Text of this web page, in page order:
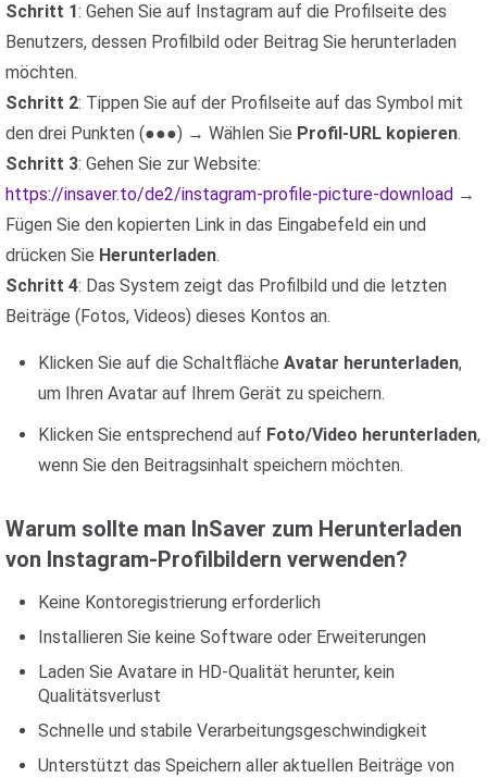
Schritt 1: Gehen Sie auf Instagram auf die Profilseite des
Benutzers, dessen Profilbild oder Beitrag Sie herunterladen
möchten.
Schritt 2: Tippen Sie auf der Profilseite auf das Symbol mit
den drei Punkten (●●●) → Wählen Sie Profil-URL kopieren.
Schritt 3: Gehen Sie zur Website:
https://insaver.to/de2/instagram-profile-picture-download →
Fügen Sie den kopierten Link in das Eingabefeld ein und
drücken Sie Herunterladen.
Schritt 4: Das System zeigt das Profilbild und die letzten
Beiträge (Fotos, Videos) dieses Kontos an.
Klicken Sie auf die Schaltfläche Avatar herunterladen,
um Ihren Avatar auf Ihrem Gerät zu speichern.
Klicken Sie entsprechend auf Foto/Video herunterladen,
wenn Sie den Beitragsinhalt speichern möchten.
Warum sollte man InSaver zum Herunterladen
von Instagram-Profilbildern verwenden?
Keine Kontoregistrierung erforderlich
Installieren Sie keine Software oder Erweiterungen
Laden Sie Avatare in HD-Qualität herunter, kein
Qualitätsverlust
Schnelle und stabile Verarbeitungsgeschwindigkeit
Unterstützt das Speichern aller aktuellen Beiträge von